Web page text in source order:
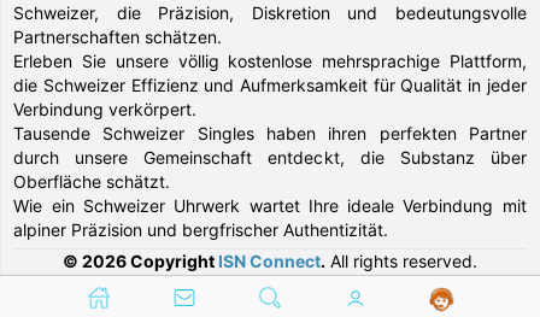
Schweizer, die Präzision, Diskretion und bedeutungsvolle
Partnerschaften schätzen.
Erleben Sie unsere völlig kostenlose mehrsprachige Plattform,
die Schweizer Effizienz und Aufmerksamkeit für Qualität in jeder
Verbindung verkörpert.
Tausende Schweizer Singles haben ihren perfekten Partner
durch unsere Gemeinschaft entdeckt, die Substanz über
Oberfläche schätzt.
Wie ein Schweizer Uhrwerk wartet Ihre ideale Verbindung mit
alpiner Präzision und bergfrischer Authentizität.
© 2026 Copyright ISN Connect. All rights reserved.